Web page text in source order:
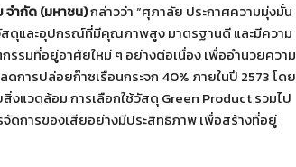
ำกัด (มหาชน)กล่าวว่า “ศุภาลัย ประกาศความมุ่งมั่น
ดุและอุปกรณ์ที่มีคุณภาพสูง มาตรฐานดี และมีความ
รมที่อยู่อาศัยใหม่ ๆ อย่างต่อเนื่อง เพื่ออำนวยความ
การปล่อยก๊าซเรือนกระจก 40% ภายในปี 2573 โดย
แวดล้อม การเลือกใช้วัสดุ Green Product รวมไป
ดการของเสียอย่างมีประสิทธิภาพ เพื่อสร้างที่อยู่